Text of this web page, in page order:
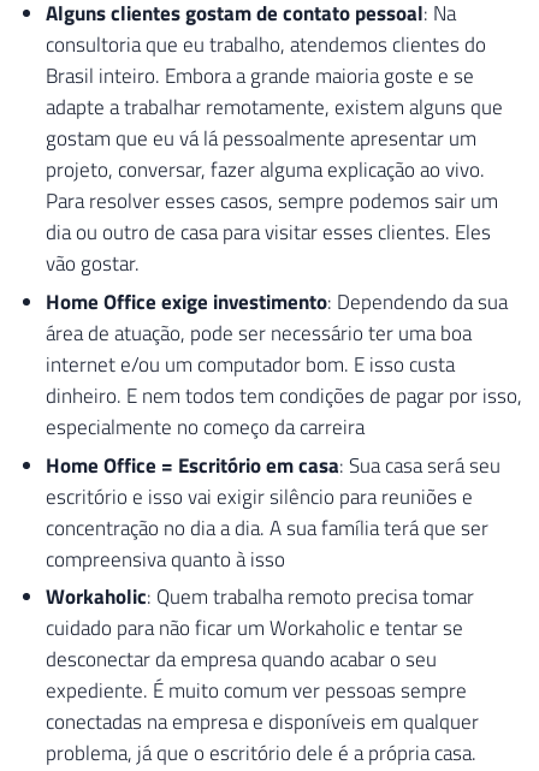
Alguns clientes gostam de contato pessoal: Na
consultoria que eu trabalho, atendemos clientes do
Brasil inteiro. Embora a grande maioria goste e se
adapte a trabalhar remotamente, existem alguns que
gostam que eu vá lá pessoalmente apresentar um
projeto, conversar, fazer alguma explicação ao vivo.
Para resolver esses casos, sempre podemos sair um
dia ou outro de casa para visitar esses clientes. Eles
vão gostar.
Home Office exige investimento: Dependendo da sua
área de atuação, pode ser necessário ter uma boa
internet e/ou um computador bom. E isso custa
dinheiro. E nem todos tem condições de pagar por isso,
especialmente no começo da carreira
Home Office = Escritório em casa: Sua casa será seu
escritório e isso vai exigir silêncio para reuniões e
concentração no dia a dia. A sua família terá que ser
compreensiva quanto à isso
Workaholic: Quem trabalha remoto precisa tomar
cuidado para não ficar um Workaholic e tentar se
desconectar da empresa quando acabar o seu
expediente. É muito comum ver pessoas sempre
conectadas na empresa e disponíveis em qualquer
problema, já que o escritório dele é a própria casa.